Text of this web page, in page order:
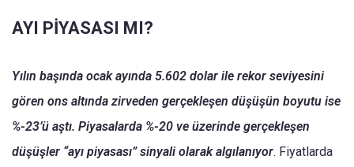
AYI PİYASASI MI?
Yılın başında ocak ayında 5.602 dolar ile rekor seviyesini
gören ons altında zirveden gerçekleşen düşüşün boyutu ise
%-23’ü aştı. Piyasalarda %-20 ve üzerinde gerçekleşen
düşüşler “ayı piyasası” sinyali olarak algılanıyor. Fiyatlarda